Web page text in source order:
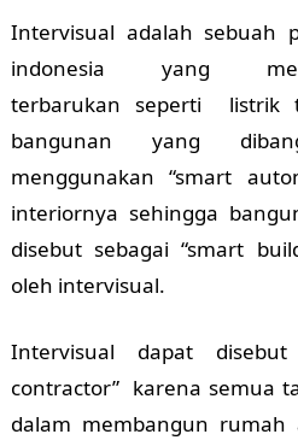
Intervisual adalah sebuah
indonesia yang
terbarukan seperti listrik
bangunan yang
menggunakan “smart
interiornya sehingga
disebut sebagai “smart
oleh intervisual.
Intervisual dapat
contractor” karena semua
dalam membangun rumah